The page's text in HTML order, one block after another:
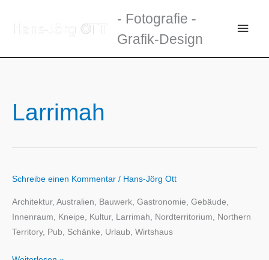
Inhalt
- Fotografie -
Grafik-Design
Larrimah
Schreibe einen Kommentar / Hans-Jörg Ott
Architektur, Australien, Bauwerk, Gastronomie, Gebäude,
Innenraum, Kneipe, Kultur, Larrimah, Nordterritorium, Northern
Territory, Pub, Schänke, Urlaub, Wirtshaus